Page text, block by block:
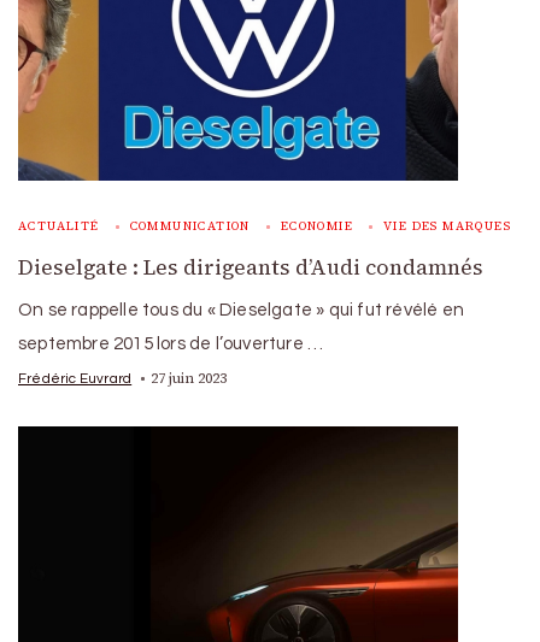
ACTUALITÉ COMMUNICATION ECONOMIE VIE DES MARQUES
Dieselgate : Les dirigeants d’Audi condamnés
On se rappelle tous du « Dieselgate » qui fut révélé en
septembre 2015 lors de l’ouverture …
Frédéric Euvrard 27 juin 2023